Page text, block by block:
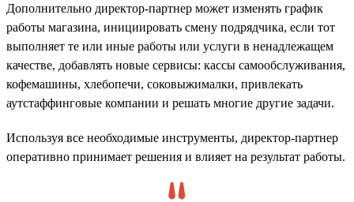
Дополнительно директор-партнер может изменять график
работы магазина, инициировать смену подрядчика, если тот
выполняет те или иные работы или услуги в ненадлежащем
качестве, добавлять новые сервисы: кассы самообслуживания,
кофемашины, хлебопечи, соковыжималки, привлекать
аутстаффинговые компании и решать многие другие задачи.
Используя все необходимые инструменты, директор-партнер
оперативно принимает решения и влияет на результат работы.